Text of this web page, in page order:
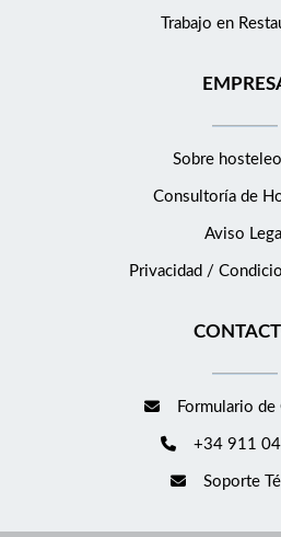
Trabajo en
Sobre
Consultoría de
Aviso Legal
Privacidad /
Formulario de
+34 911
Soporte